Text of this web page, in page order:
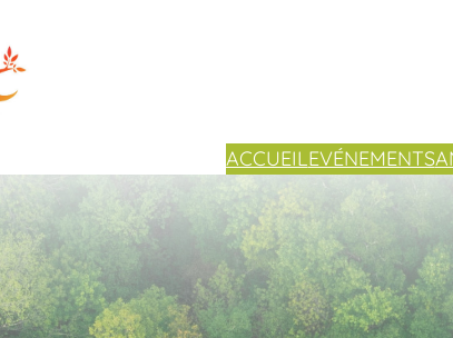
ACCUEILEVÉNEMENTS